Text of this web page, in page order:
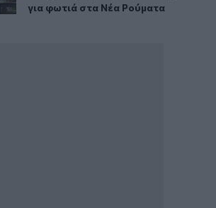
για φωτιά στα Νέα Ρούματα